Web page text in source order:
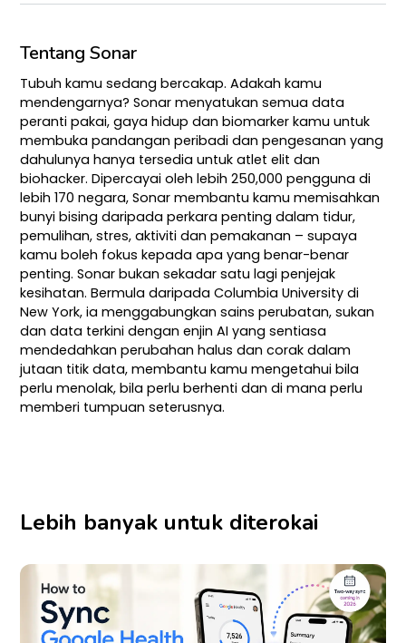
Tentang Sonar
Tubuh kamu sedang bercakap. Adakah kamu
mendengarnya? Sonar menyatukan semua data
peranti pakai, gaya hidup dan biomarker kamu untuk
membuka pandangan peribadi dan pengesanan yang
dahulunya hanya tersedia untuk atlet elit dan
biohacker. Dipercayai oleh lebih 250,000 pengguna di
lebih 170 negara, Sonar membantu kamu memisahkan
bunyi bising daripada perkara penting dalam tidur,
pemulihan, stres, aktiviti dan pemakanan – supaya
kamu boleh fokus kepada apa yang benar-benar
penting. Sonar bukan sekadar satu lagi penjejak
kesihatan. Bermula daripada Columbia University di
New York, ia menggabungkan sains perubatan, sukan
dan data terkini dengan enjin AI yang sentiasa
mendedahkan perubahan halus dan corak dalam
jutaan titik data, membantu kamu mengetahui bila
perlu menolak, bila perlu berhenti dan di mana perlu
memberi tumpuan seterusnya.
Lebih banyak untuk diterokai